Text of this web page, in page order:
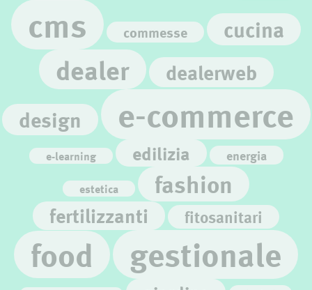
cms commesse cucina
dealer dealerweb
design e-commerce
e-learning edilizia energia
estetica fashion
fertilizzanti fitosanitari
food gestionale